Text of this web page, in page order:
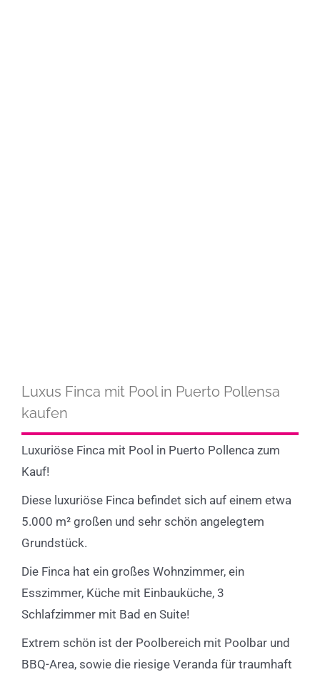
Luxus Finca mit Pool in Puerto Pollensa
kaufen
Luxuriöse Finca mit Pool in Puerto Pollenca zum
Kauf!
Diese luxuriöse Finca befindet sich auf einem etwa
5.000 m² großen und sehr schön angelegtem
Grundstück.
Die Finca hat ein großes Wohnzimmer, ein
Esszimmer, Küche mit Einbauküche, 3
Schlafzimmer mit Bad en Suite!
Extrem schön ist der Poolbereich mit Poolbar und
BBQ-Area, sowie die riesige Veranda für traumhaft